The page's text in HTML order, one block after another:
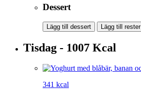
Dessert
Lägg till dessert Lägg till rester
Tisdag - 1007 Kcal
341 kcal